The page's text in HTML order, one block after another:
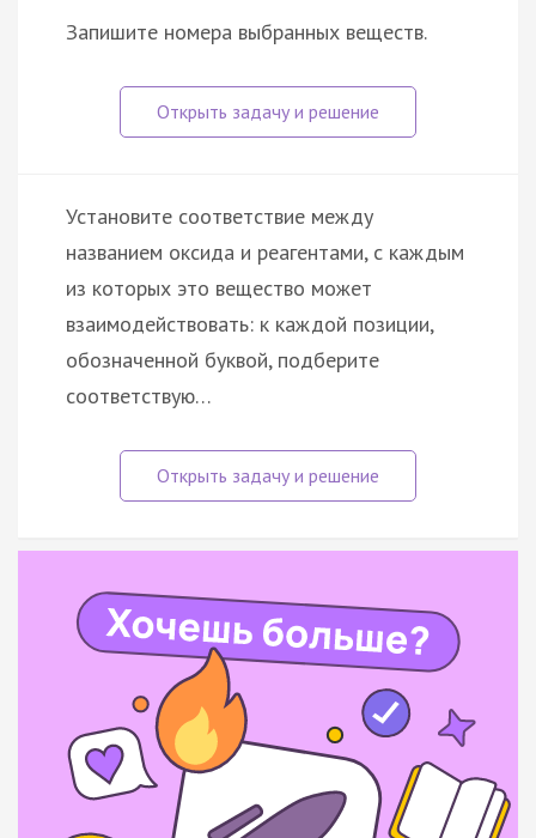
Запишите номера выбранных веществ.
Установите соответствие между
названием оксида и реагентами, с каждым
из которых это вещество может
взаимодействовать: к каждой позиции,
обозначенной буквой, подберите
соответствую…